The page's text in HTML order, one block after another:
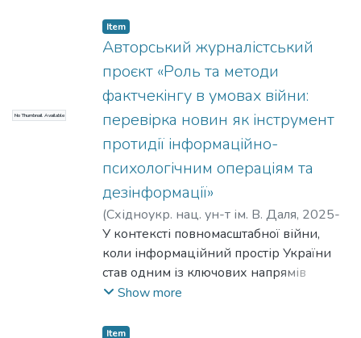
тлом бойових дій – новини, прямі
трансляції, фоторепортажі,
відеосвідчення, дописи очевидців, –
перетворилося на окремий фронт, у
межах якого вирішується питання
довіри до інформації, стійкості
суспільства та здатності держави
протистояти дезінформації. В умовах
війни саме медіапростір є
середовищем, в якому формується
загальне розуміння про події та
відповідно реакція суспільства на них.
No Thumbnail Available
Item
Авторський журналістський
проєкт «Роль та методи
фактчекінгу в умовах війни:
перевірка новин як інструмент
протидії інформаційно-
психологічним операціям та
дезінформації»
(Східноукр. нац. ун-т ім. В. Даля, 2025-
12-27)Смородська, Д. Р.;Зайцева, С. С.
У контексті повномасштабної війни,
коли інформаційний простір України
став одним із ключових напрямів
збройного протистояння, питання
медіавиробництва виходять на
Show more
Item